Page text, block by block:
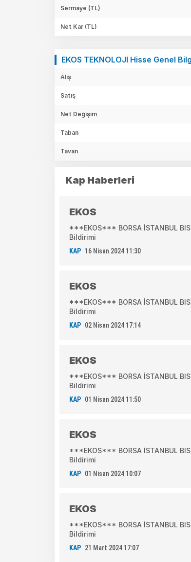
Sermaye (TL)
Net Kar (TL)
EKOS TEKNOLOJI Hisse Genel
Alış
Satış
Net Değişim
Taban
Tavan
Kap Haberleri
EKOS
***EKOS*** BORSA İSTANBUL
Bildirimi
KAP 16 Nisan 2024 11:30
EKOS
***EKOS*** BORSA İSTANBUL
Bildirimi
KAP 02 Nisan 2024 17:14
EKOS
***EKOS*** BORSA İSTANBUL
Bildirimi
KAP 01 Nisan 2024 11:50
EKOS
***EKOS*** BORSA İSTANBUL
Bildirimi
KAP 01 Nisan 2024 10:07
EKOS
***EKOS*** BORSA İSTANBUL
Bildirimi
KAP 21 Mart 2024 17:07